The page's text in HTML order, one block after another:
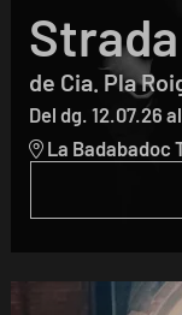
Strada
de Cia. Pla
Del dg. 12.07.26
La Badabadoc